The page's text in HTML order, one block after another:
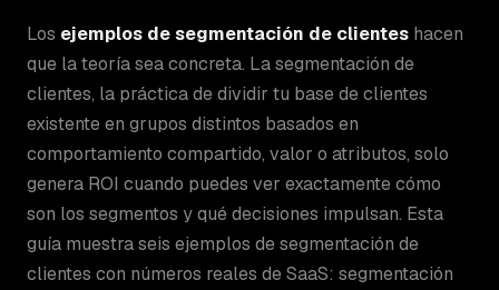
Los ejemplos de segmentación de clientes hacen
que la teoría sea concreta. La segmentación de
clientes, la práctica de dividir tu base de clientes
existente en grupos distintos basados en
comportamiento compartido, valor o atributos, solo
genera ROI cuando puedes ver exactamente cómo
son los segmentos y qué decisiones impulsan. Esta
guía muestra seis ejemplos de segmentación de
clientes con números reales de SaaS: segmentación